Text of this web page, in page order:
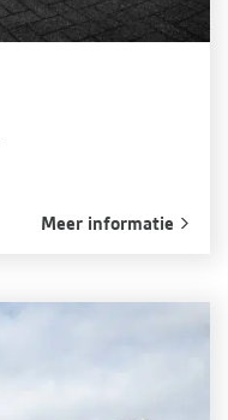
Meer informatie